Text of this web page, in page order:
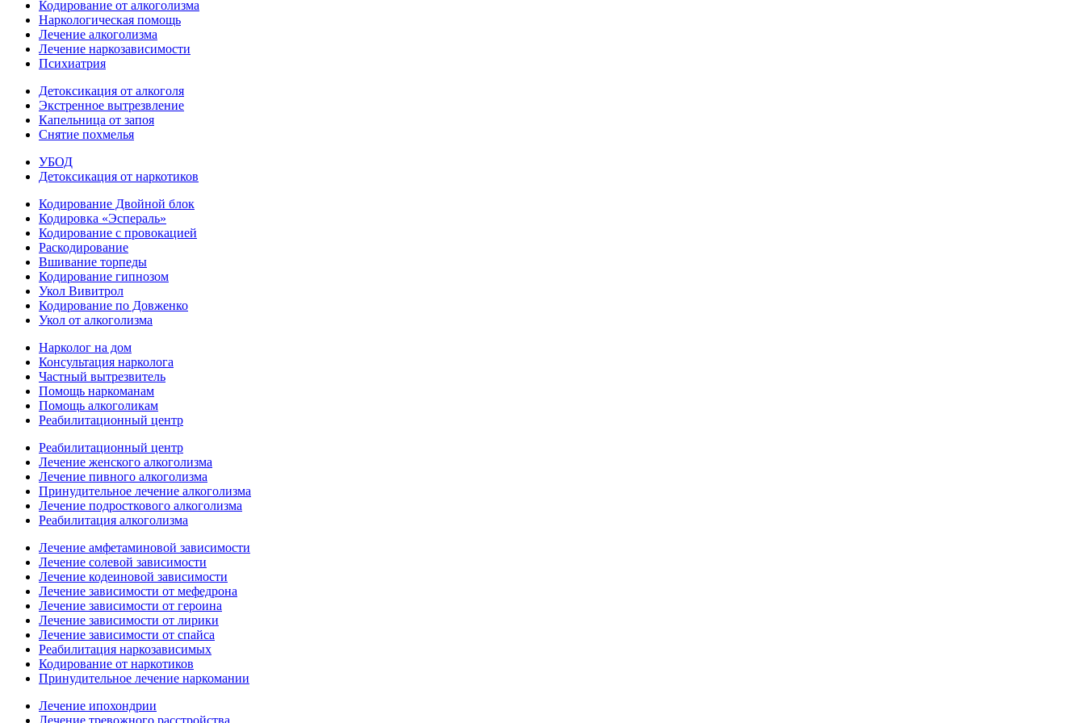
Кодирование от алкоголизма
Наркологическая помощь
Лечение алкоголизма
Лечение наркозависимости
Психиатрия
Детоксикация от алкоголя
Экстренное вытрезвление
Капельница от запоя
Снятие похмелья
УБОД
Детоксикация от наркотиков
Кодирование Двойной блок
Кодировка «Эспераль»
Кодирование с провокацией
Раскодирование
Вшивание торпеды
Кодирование гипнозом
Укол Вивитрол
Кодирование по Довженко
Укол от алкоголизма
Нарколог на дом
Консультация нарколога
Частный вытрезвитель
Помощь наркоманам
Помощь алкоголикам
Реабилитационный центр
Реабилитационный центр
Лечение женского алкоголизма
Лечение пивного алкоголизма
Принудительное лечение алкоголизма
Лечение подросткового алкоголизма
Реабилитация алкоголизма
Лечение амфетаминовой зависимости
Лечение солевой зависимости
Лечение кодеиновой зависимости
Лечение зависимости от мефедрона
Лечение зависимости от героина
Лечение зависимости от лирики
Лечение зависимости от спайса
Реабилитация наркозависимых
Кодирование от наркотиков
Принудительное лечение наркомании
Лечение ипохондрии
Лечение тревожного расстройства